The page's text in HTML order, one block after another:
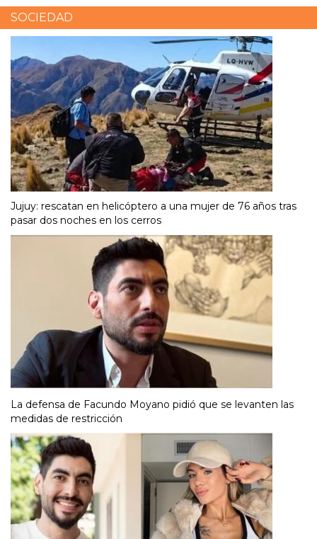
SOCIEDAD
Jujuy: rescatan en helicóptero a una mujer de 76 años tras
pasar dos noches en los cerros
La defensa de Facundo Moyano pidió que se levanten las
medidas de restricción